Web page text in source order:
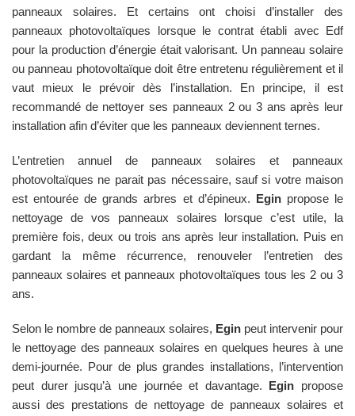
panneaux solaires. Et certains ont choisi d’installer des
panneaux photovoltaïques lorsque le contrat établi avec Edf
pour la production d’énergie était valorisant. Un panneau solaire
ou panneau photovoltaïque doit être entretenu régulièrement et il
vaut mieux le prévoir dès l’installation. En principe, il est
recommandé de nettoyer ses panneaux 2 ou 3 ans après leur
installation afin d’éviter que les panneaux deviennent ternes.
L’entretien annuel de panneaux solaires et panneaux
photovoltaïques ne parait pas nécessaire, sauf si votre maison
est entourée de grands arbres et d’épineux. Eginpropose le
nettoyage de vos panneaux solaires lorsque c’est utile, la
première fois, deux ou trois ans après leur installation. Puis en
gardant la même récurrence, renouveler l’entretien des
panneaux solaires et panneaux photovoltaïques tous les 2 ou 3
ans.
Selon le nombre de panneaux solaires, Egin peut intervenir pour
le nettoyage des panneaux solaires en quelques heures à une
demi-journée. Pour de plus grandes installations, l’intervention
peut durer jusqu’à une journée et davantage. Egin propose
aussi des prestations de nettoyage de panneaux solaires et